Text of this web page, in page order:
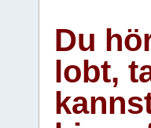
Du
lobt,